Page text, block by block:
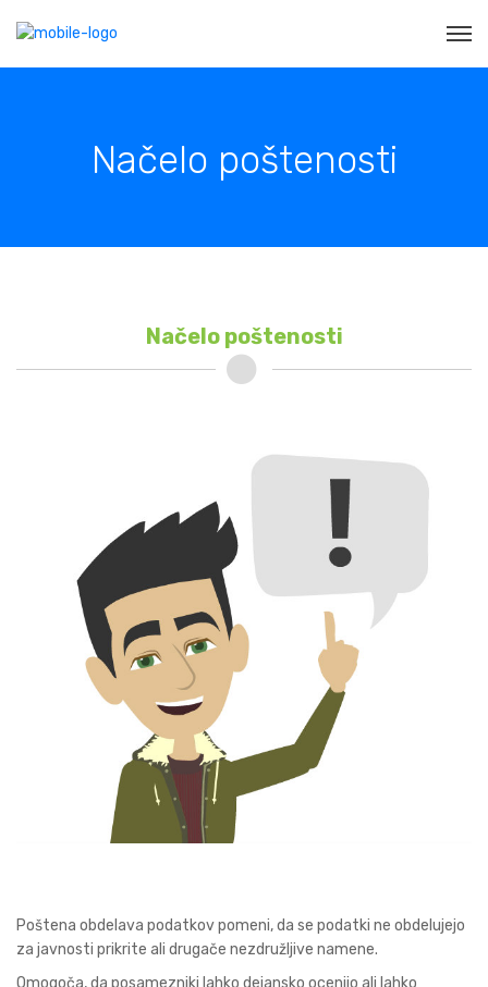
Načelo poštenosti
Načelo poštenosti
Poštena obdelava podatkov pomeni, da se podatki ne obdelujejo
za javnosti prikrite ali drugače nezdružljive namene.
Omogoča, da posamezniki lahko dejansko ocenijo ali lahko